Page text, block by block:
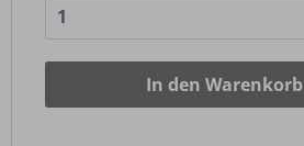
In den Warenkorb